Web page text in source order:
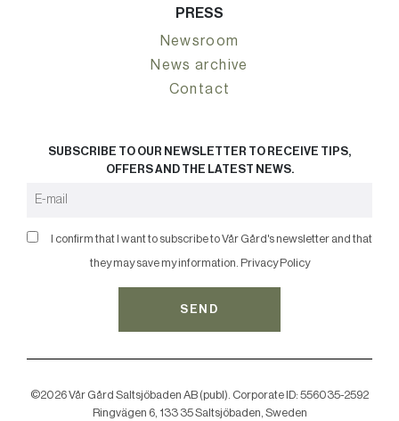
PRESS
Newsroom
News archive
Contact
SUBSCRIBE TO OUR NEWSLETTER TO RECEIVE TIPS,
OFFERS AND THE LATEST NEWS.
I confirm that I want to subscribe to Vår Gård's newsletter and that
they may save my information. Privacy Policy
SEND
©2026 Vår Gård Saltsjöbaden AB (publ). Corporate ID: 556035-2592
Ringvägen 6, 133 35 Saltsjöbaden, Sweden